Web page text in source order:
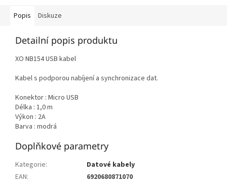
Popis Diskuze
Detailní popis produktu
XO NB154 USB kabel
Kabel s podporou nabíjení a synchronizace dat.
Konektor : Micro USB
Délka : 1,0 m
Výkon : 2A
Barva : modrá
Doplňkové parametry
Kategorie:
Datové kabely
EAN:
6920680871070